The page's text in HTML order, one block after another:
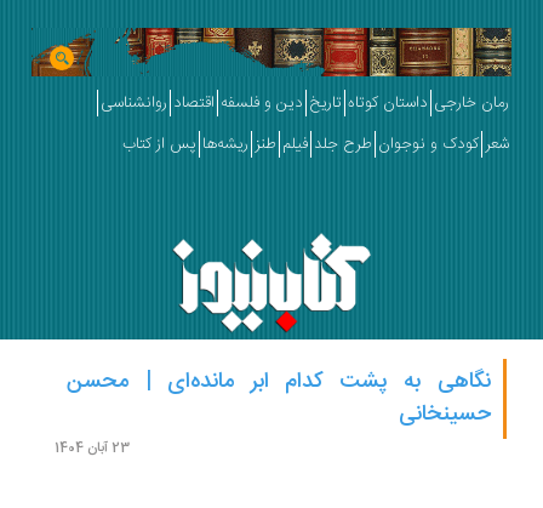
خارجی داستان کوتاه تاریخ دین و فلسفه اقتصاد روانشناسی
کودک و نوجوان طرح جلد فیلم طنز ریشه‌ها پس از کتاب
نگاهی به پشت کدام ابر مانده‌ای | محسن
حسینخانی